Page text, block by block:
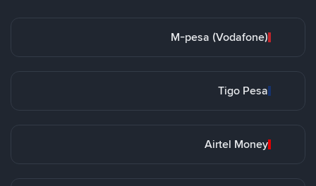
M-pesa (Vodafone)
Tigo Pesa
Airtel Money